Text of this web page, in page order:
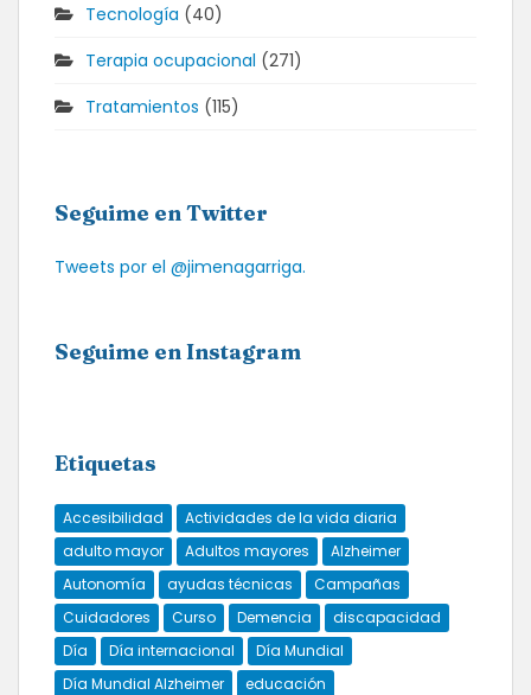
Tecnología (40)
Terapia ocupacional (271)
Tratamientos (115)
Seguime en Twitter
Tweets por el @jimenagarriga.
Seguime en Instagram
Etiquetas
Accesibilidad
Actividades de la vida diaria
adulto mayor
Adultos mayores
Alzheimer
Autonomía
ayudas técnicas
Campañas
Cuidadores
Curso Demencia
discapacidad
Día
Día internacional
Día Mundial
Día Mundial Alzheimer
educación